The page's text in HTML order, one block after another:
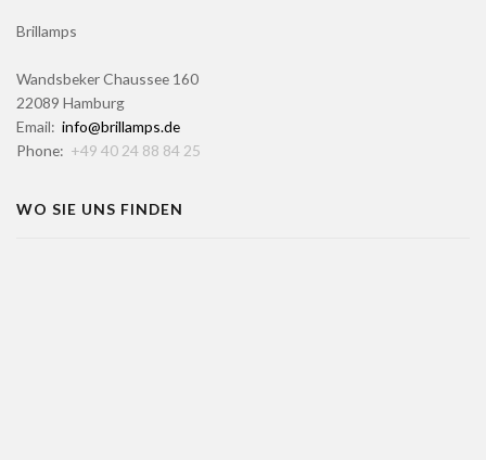
Brillamps
Wandsbeker Chaussee 160
22089 Hamburg
Email: info@brillamps.de
Phone: +49 40 24 88 84 25
WO SIE UNS FINDEN